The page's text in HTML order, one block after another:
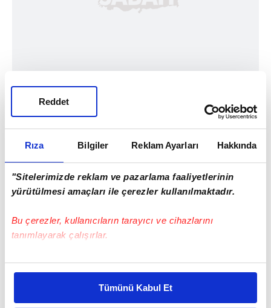
Rıza Bilgiler Reklam Ayarları Hakkında
"Sitelerimizde reklam ve pazarlama faaliyetlerinin
yürütülmesi amaçları ile çerezler kullanılmaktadır.
Bu çerezler, kullanıcıların tarayıcı ve cihazlarını
tanımlayarak çalışırlar.
Bu çerezlere izin vermeniz halinde sizlere özel
daha iyi reklam deneyimi yaşatabiliriz. Bunu yaparken
Tümünü Kabul Et
Reddet